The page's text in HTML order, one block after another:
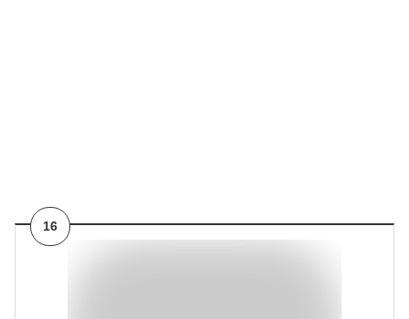
16